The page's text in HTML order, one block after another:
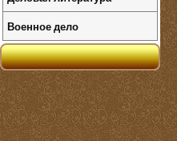
Военное дело